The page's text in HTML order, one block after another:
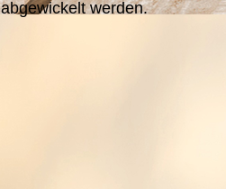
abgewickelt werden.